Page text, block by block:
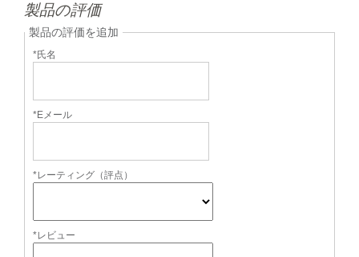
製品の評価
製品の評価を追加
*氏名
*Eメール
*レーティング（評点）
*レビュー